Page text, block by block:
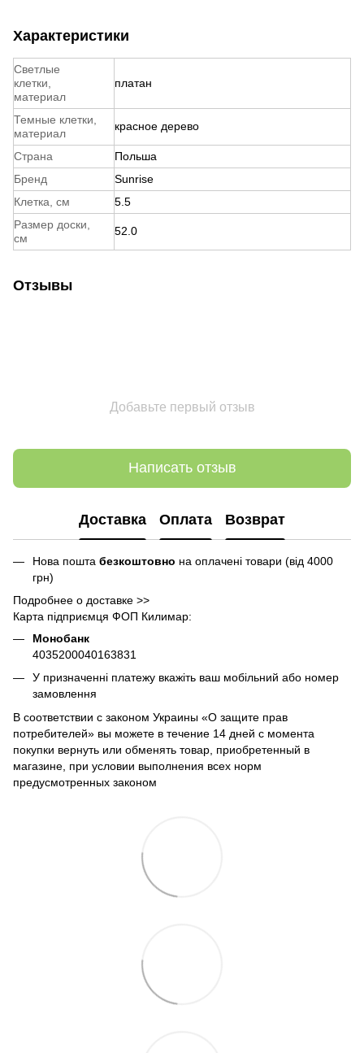
Характеристики
Светлые
клетки,
материал
платан
Темные клетки,
материал
красное дерево
Страна
Польша
Бренд
Sunrise
Клетка, см
5.5
Размер доски,
см
52.0
Отзывы
Добавьте первый отзыв
Написать отзыв
Доставка Оплата Возврат
Нова пошта безкоштовно на оплачені товари (від 4000
грн)
Подробнее о доставке >>
Карта підприємця ФОП Килимар:
Монобанк
4035200040163831
У призначенні платежу вкажіть ваш мобільний або номер
замовлення
В соответствии с законом Украины «О защите прав
потребителей» вы можете в течение 14 дней с момента
покупки вернуть или обменять товар, приобретенный в
магазине, при условии выполнения всех норм
предусмотренных законом